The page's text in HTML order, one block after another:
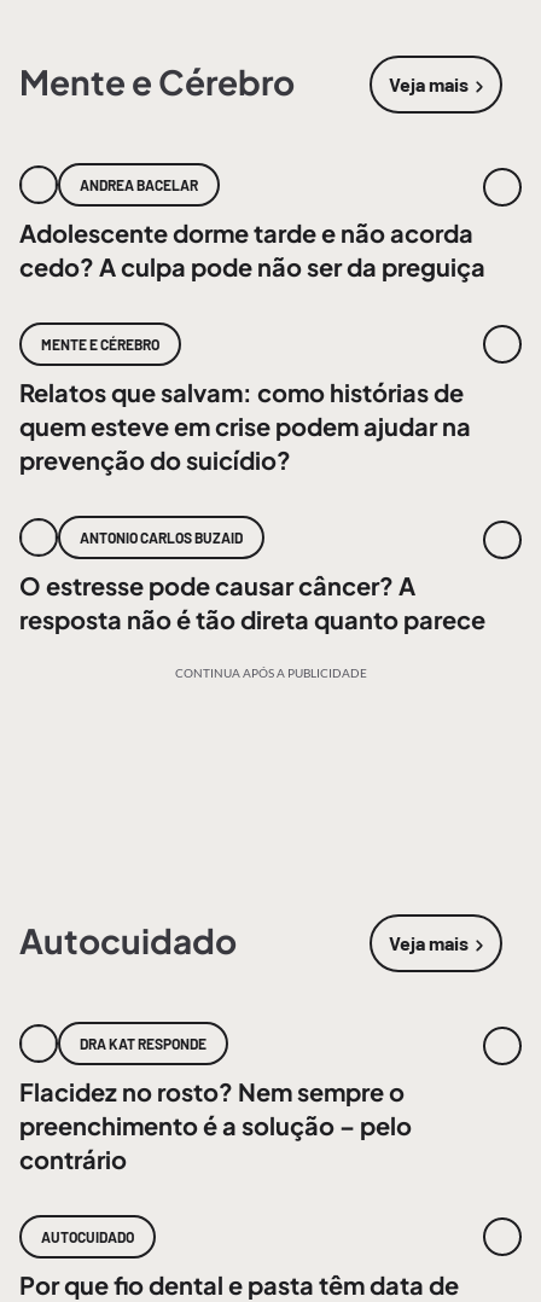
Mente e Cérebro Veja mais
sobre
ANDREA BACELAR
Adolescente dorme tarde e não acorda
cedo? A culpa pode não ser da preguiça
MENTE E CÉREBRO
Relatos que salvam: como histórias de
quem esteve em crise podem ajudar na
prevenção do suicídio?
ANTONIO CARLOS BUZAID
O estresse pode causar câncer? A
resposta não é tão direta quanto parece
CONTINUA APÓS A PUBLICIDADE
Autocuidado Veja mais
sobre
DRA KAT RESPONDE
Flacidez no rosto? Nem sempre o
preenchimento é a solução – pelo
contrário
AUTOCUIDADO
Por que fio dental e pasta têm data de